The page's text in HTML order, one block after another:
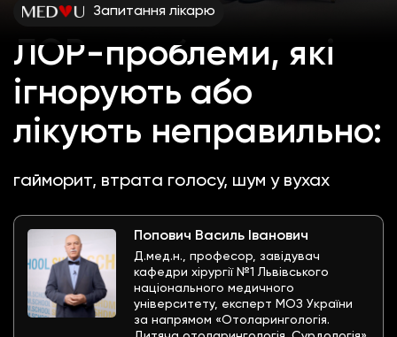
Запитання лікарю
ЛОР-проблеми, які
ігнорують або
лікують неправильно:
гайморит, втрата голосу, шум у вухах
Попович Василь Іванович
Д.мед.н., професор, завідувач
кафедри хірургії №1 Львівського
національного медичного
університету, експерт МОЗ України
за напрямом «Отоларингологія.